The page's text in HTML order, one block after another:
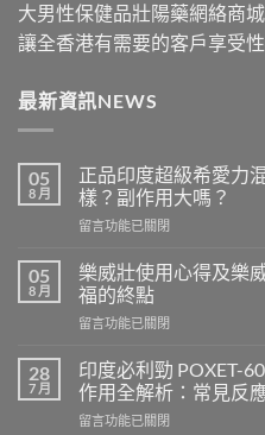
大男性保健品壯陽藥網絡商
讓全香港有需要的客戶享受
最新資訊NEWS
05
8 月
正品印度超級希愛力
樣？副作用大嗎？
在
品
印
度
超
希
愛
力
混
留言功能已關閉
05
8 月
樂威壯使用心得及樂
福的終點
在
威
壯
使
用
留言功能已關閉
28
7 月
印度必利勁 POXET-
作用全解析：常見反
在
留言功能已關閉